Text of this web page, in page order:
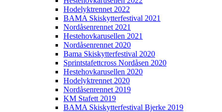
Hodelyktrennet 2022
BAMA Skiskytterfestival 2021
Nordåsenrennet 2021
Hestehovkarusellen 2021
Nordåsenrennet 2020
Bama Skiskytterfestival 2020
Sprintstafettcross Nordåsen 2020
Hestehovkarusellen 2020
Hodelyktrennet 2020
Nordåsenrennet 2019
KM Stafett 2019
BAMA Skiskytterfestival Bjerke 2019